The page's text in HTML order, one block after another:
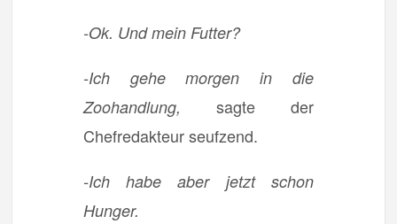
-Ok. Und mein Futter?
-Ich gehe morgen in die
Zoohandlung, sagte der
Chefredakteur seufzend.
-Ich habe aber jetzt schon
Hunger.